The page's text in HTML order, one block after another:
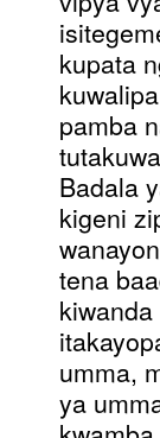
kupata
pamba
Badala
kigeni
tena
umma,
ya